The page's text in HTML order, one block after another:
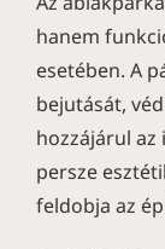
hanem
esetében. A
bejutását,
hozzájárul az
persze
feldobja az